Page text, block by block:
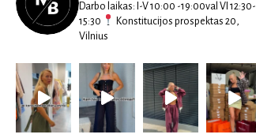
Darbo laikas: I-V 10:00 -19:00val VI 12:30-
15:30
Konstitucijos prospektas 20,
Vilnius